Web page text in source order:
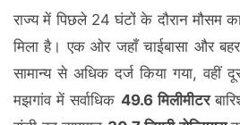
राज्य में पिछले 24 घंटों के दौरान मौसम
मिला है। एक ओर जहाँ चाईबासा और
सामान्य से अधिक दर्ज किया गया, वहीं
मझगांव में सर्वाधिक 49.6 मिलीमीटर